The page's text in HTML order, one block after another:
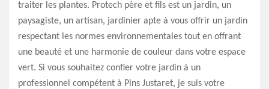
traiter les plantes. Protech père et fils est un jardin, un
paysagiste, un artisan, jardinier apte à vous offrir un jardin
respectant les normes environnementales tout en offrant
une beauté et une harmonie de couleur dans votre espace
vert. Si vous souhaitez confier votre jardin à un
professionnel compétent à Pins Justaret, je suis votre